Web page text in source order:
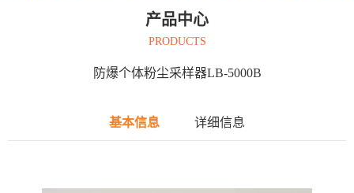
产品中心
PRODUCTS
防爆个体粉尘采样器LB-5000B
基本信息 详细信息